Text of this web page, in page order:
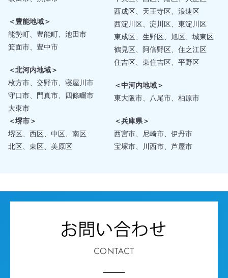
＜豊能地域＞
能勢町、豊能町、池田市
箕面市、豊中市
＜北河内地域＞
枚方市、交野市、寝屋川市
守口市、門真市、四條畷市
大東市
西成区、天王寺区、浪速区
西淀川区、淀川区、東淀川区
東成区、生野区、旭区、城東区
鶴見区、阿倍野区、住之江区
住吉区、東住吉区、平野区
＜中河内地域＞
東大阪市、八尾市、柏原市
＜堺市＞
堺区、西区、中区、南区
北区、東区、美原区
＜兵庫県＞
西宮市、尼崎市、伊丹市
宝塚市、川西市、芦屋市